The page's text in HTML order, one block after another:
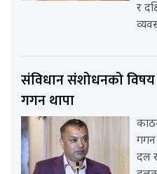
र
संविधान संशोधनको
गगन थापा
गगन
दल